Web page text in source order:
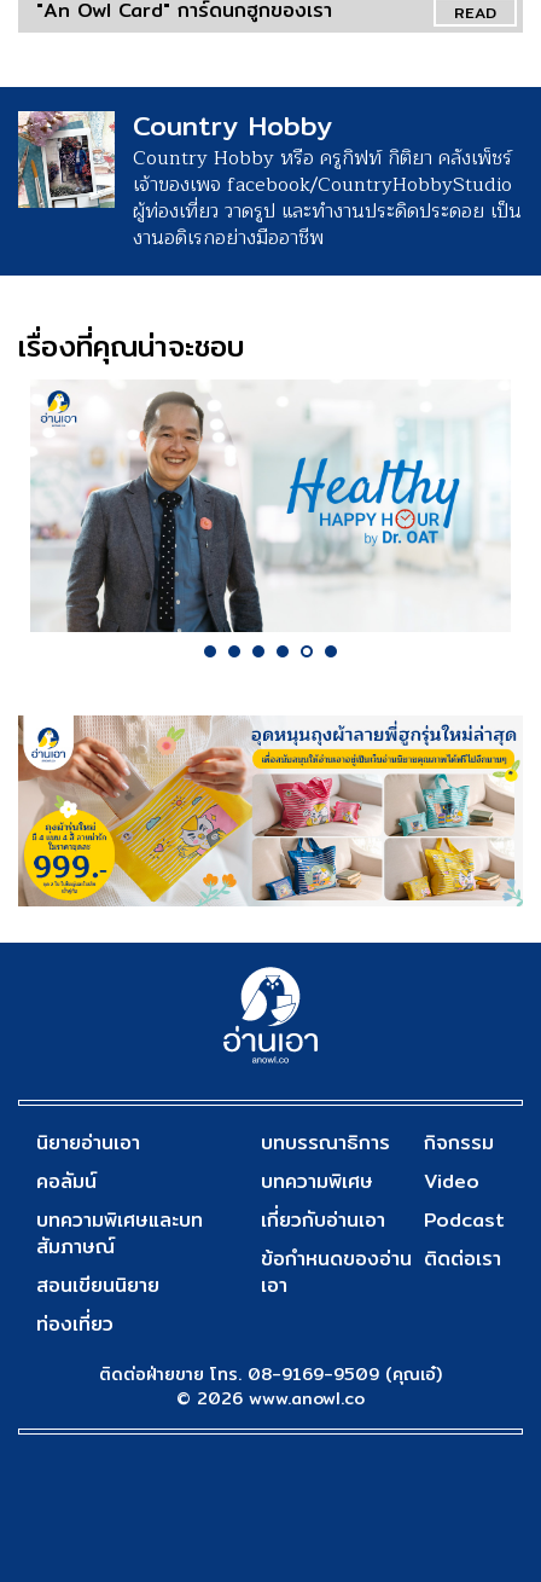
READ
"An Owl Card" การ์ดนกฮูกของเรา
Country Hobby
Country Hobby หรือ ครูกิฟท์ กิติยา คลังเพ็ชร์
เจ้าของเพจ facebook/CountryHobbyStudio
ผู้ท่องเที่ยว วาดรูป และทำงานประดิดประดอย เป็น
งานอดิเรกอย่างมืออาชีพ
เรื่องที่คุณน่าจะชอบ
นิยายอ่านเอา
คอลัมน์
บทความพิเศษและบท
สัมภาษณ์
สอนเขียนนิยาย
ท่องเที่ยว
บทบรรณาธิการ
บทความพิเศษ
เกี่ยวกับอ่านเอา
ข้อกำหนดของอ่าน
เอา
กิจกรรม
Video
Podcast
ติดต่อเรา
ติดต่อฝ่ายขาย โทร. 08-9169-9509 (คุณเอ๋)
© 2026 www.anowl.co